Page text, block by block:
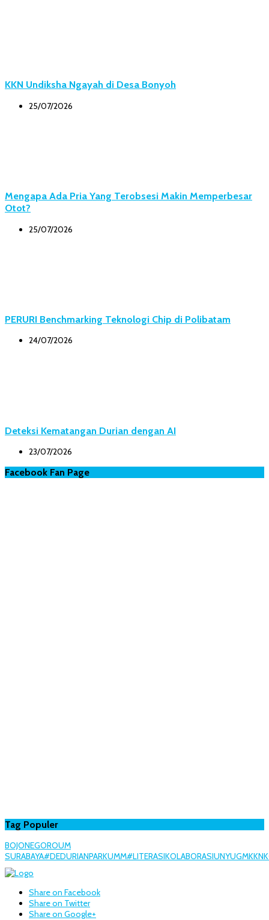
KKN Undiksha Ngayah di Desa Bonyoh
25/07/2026
Mengapa Ada Pria Yang Terobsesi Makin Memperbesar
Otot?
25/07/2026
PERURI Benchmarking Teknologi Chip di Polibatam
24/07/2026
Deteksi Kematangan Durian dengan AI
23/07/2026
Facebook Fan Page
Tag Populer
BOJONEGOROUM
SURABAYA#DEDURIANPARKUMM#LITERASIKOLABORASIUNYUGMKKN
Share on Facebook
Share on Twitter
Share on Google+